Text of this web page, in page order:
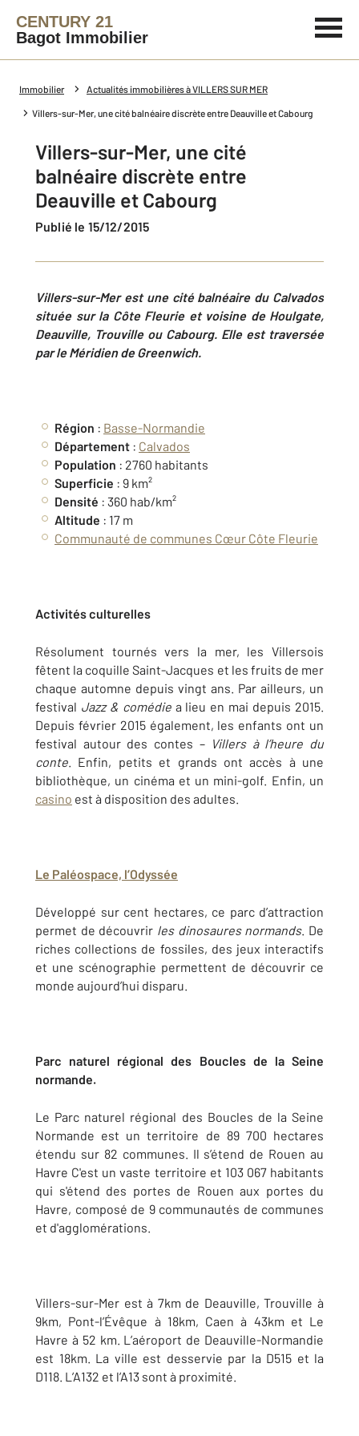
CENTURY 21
Bagot Immobilier
Immobilier Actualités immobilières à VILLERS SUR MER
Villers-sur-Mer, une cité balnéaire discrète entre Deauville et Cabourg
Villers-sur-Mer, une cité
balnéaire discrète entre
Deauville et Cabourg
Publié le 15/12/2015
Villers-sur-Mer est une cité balnéaire du Calvados
située sur la Côte Fleurie et voisine de Houlgate,
Deauville, Trouville ou Cabourg. Elle est traversée
par le Méridien de Greenwich.
Région : Basse-Normandie
Département : Calvados
Population : 2760 habitants
Superficie : 9 km²
Densité : 360 hab/km²
Altitude : 17 m
Communauté de communes Cœur Côte Fleurie
Activités culturelles
Résolument tournés vers la mer, les Villersois
fêtent la coquille Saint-Jacques et les fruits de mer
chaque automne depuis vingt ans. Par ailleurs, un
festival Jazz & comédiea lieu en mai depuis 2015.
Depuis février 2015 également, les enfants ont un
festival autour des contes – Villers à l’heure du
conte. Enfin, petits et grands ont accès à une
bibliothèque, un cinéma et un mini-golf. Enfin, un
casino est à disposition des adultes.
Le Paléospace, l’Odyssée
Développé sur cent hectares, ce parc d’attraction
permet de découvrir les dinosaures normands. De
riches collections de fossiles, des jeux interactifs
et une scénographie permettent de découvrir ce
monde aujourd’hui disparu.
Parc naturel régional des Boucles de la Seine
normande.
Le Parc naturel régional des Boucles de la Seine
Normande est un territoire de 89 700 hectares
étendu sur 82 communes. Il s’étend de Rouen au
Havre C'est un vaste territoire et 103 067 habitants
qui s'étend des portes de Rouen aux portes du
Havre, composé de 9 communautés de communes
et d'agglomérations.
Villers-sur-Mer est à 7km de Deauville, Trouville à
9km, Pont-l’Évêque à 18km, Caen à 43km et Le
Havre à 52 km. L’aéroport de Deauville-Normandie
est 18km. La ville est desservie par la D515 et la
D118. L’A132 et l’A13 sont à proximité.